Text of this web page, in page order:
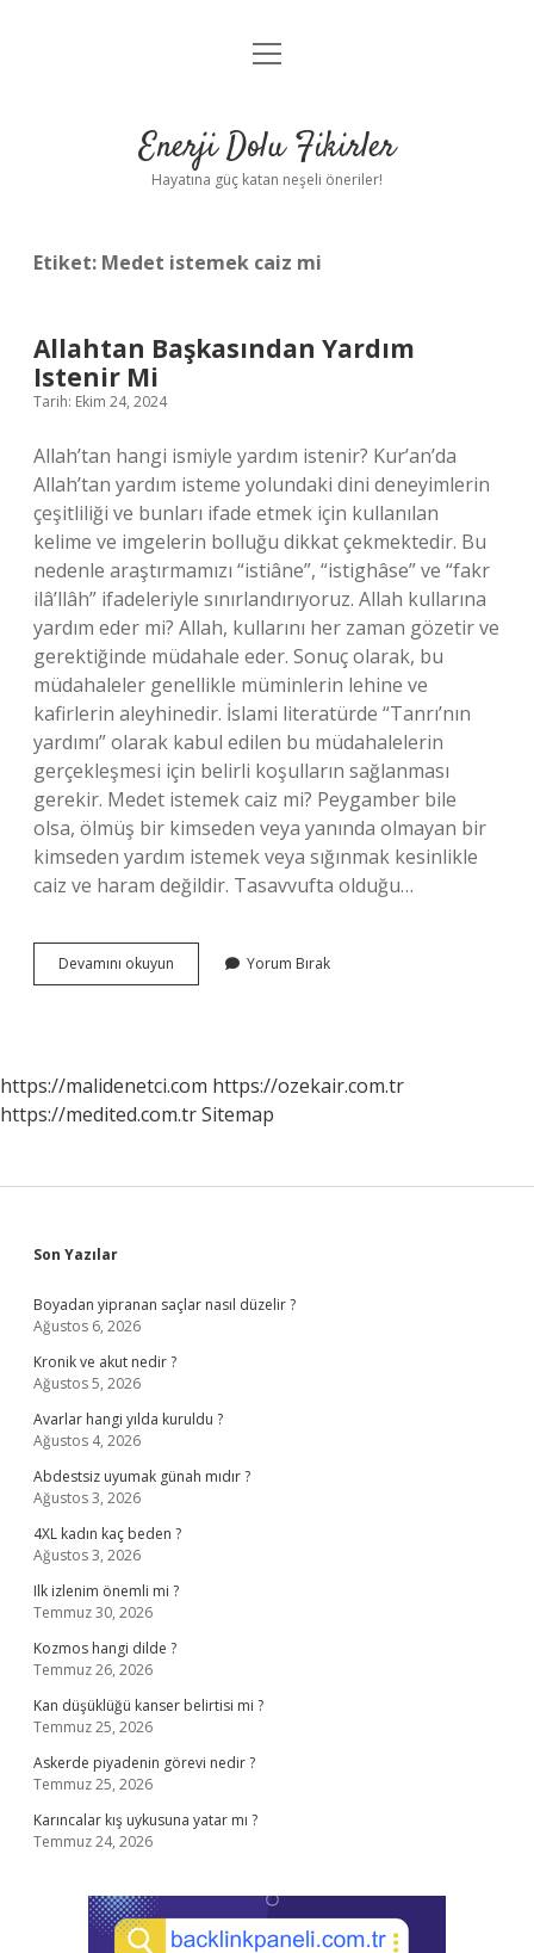
Anasayfa
Yasal Uyarı
menüyü
Enerji Dolu Fikirler
Hayatına güç katan neşeli öneriler!
Etiket: Medet istemek caiz mi
Allahtan Başkasından Yardım
Istenir Mi
Tarih: Ekim 24, 2024
Allah’tan hangi ismiyle yardım istenir? Kur’an’da
Allah’tan yardım isteme yolundaki dini deneyimlerin
çeşitliliği ve bunları ifade etmek için kullanılan
kelime ve imgelerin bolluğu dikkat çekmektedir. Bu
nedenle araştırmamızı “istiâne”, “istighâse” ve “fakr
ilâ’llâh” ifadeleriyle sınırlandırıyoruz. Allah kullarına
yardım eder mi? Allah, kullarını her zaman gözetir ve
gerektiğinde müdahale eder. Sonuç olarak, bu
müdahaleler genellikle müminlerin lehine ve
kafirlerin aleyhinedir. İslami literatürde “Tanrı’nın
yardımı” olarak kabul edilen bu müdahalelerin
gerçekleşmesi için belirli koşulların sağlanması
gerekir. Medet istemek caiz mi? Peygamber bile
olsa, ölmüş bir kimseden veya yanında olmayan bir
kimseden yardım istemek veya sığınmak kesinlikle
caiz ve haram değildir. Tasavvufta olduğu…
Devamını okuyun Allahtan
Başkasından
Yorum Bırak
https://malidenetci.com https://ozekair.com.tr
https://medited.com.trSitemap
Sidebar
Son Yazılar
Boyadan yipranan saçlar nasıl düzelir ?
Ağustos 6, 2026
Kronik ve akut nedir ?
Ağustos 5, 2026
Avarlar hangi yılda kuruldu ?
Ağustos 4, 2026
Abdestsiz uyumak günah mıdır ?
Ağustos 3, 2026
4XL kadın kaç beden ?
Ağustos 3, 2026
Ilk izlenim önemli mi ?
Temmuz 30, 2026
Kozmos hangi dilde ?
Temmuz 26, 2026
Kan düşüklüğü kanser belirtisi mi ?
Temmuz 25, 2026
Askerde piyadenin görevi nedir ?
Temmuz 25, 2026
Karıncalar kış uykusuna yatar mı ?
Temmuz 24, 2026